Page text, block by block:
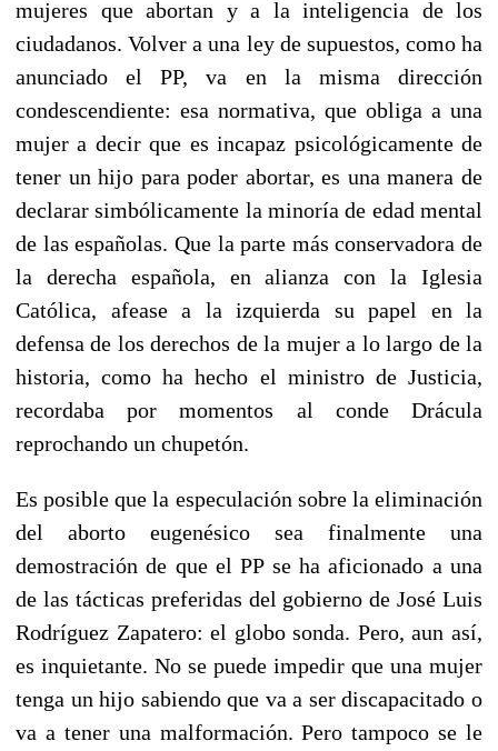
mujeres que abortan y a la inteligencia de los
ciudadanos. Volver a una ley de supuestos, como ha
anunciado el PP, va en la misma dirección
condescendiente: esa normativa, que obliga a una
mujer a decir que es incapaz psicológicamente de
tener un hijo para poder abortar, es una manera de
declarar simbólicamente la minoría de edad mental
de las españolas. Que la parte más conservadora de
la derecha española, en alianza con la Iglesia
Católica, afease a la izquierda su papel en la
defensa de los derechos de la mujer a lo largo de la
historia, como ha hecho el ministro de Justicia,
recordaba por momentos al conde Drácula
reprochando un chupetón.
Es posible que la especulación sobre la eliminación
del aborto eugenésico sea finalmente una
demostración de que el PP se ha aficionado a una
de las tácticas preferidas del gobierno de José Luis
Rodríguez Zapatero: el globo sonda. Pero, aun así,
es inquietante. No se puede impedir que una mujer
tenga un hijo sabiendo que va a ser discapacitado o
va a tener una malformación. Pero tampoco se le